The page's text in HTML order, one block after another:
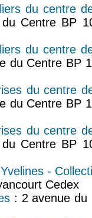
du centre
Centre BP
du centre
du Centre BP
du centre
du Centre BP
du centre
Centre BP
-
Cedex
: 2 avenue du